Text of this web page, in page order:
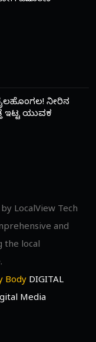
ನೀರಿನ
ಇಟ್ಟ ಯುವಕ
by LocalView Tech
and
the local
Body DIGITAL
Media